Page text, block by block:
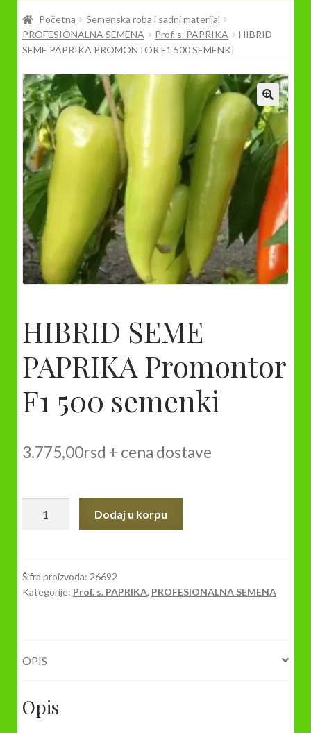
Prodavnica
Početna
Semenska roba i sadni materijal
PROFESIONALNA SEMENA
Prof. s. PAPRIKA
HIBRID
SEME PAPRIKA PROMONTOR F1 500 SEMENKI
HIBRID SEME
PAPRIKA Promontor
F1 500 semenki
3.775,00rsd + cena dostave
F1
500
Dodaj u korpu
Šifra proizvoda: 26692
Kategorije: Prof. s. PAPRIKA, PROFESIONALNA SEMENA
OPIS
Opis